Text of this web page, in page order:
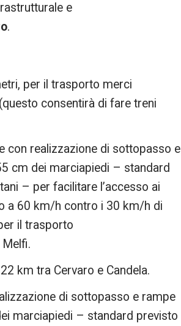
e
.
per il trasporto merci
consentirà di fare treni
con realizzazione di sottopasso e
cm dei marciapiedi – standard
– per facilitare l’accesso ai
a 60 km/h contro i 30 km/h di
il trasporto
km tra Cervaro e Candela.
di sottopasso e rampe
marciapiedi – standard previsto